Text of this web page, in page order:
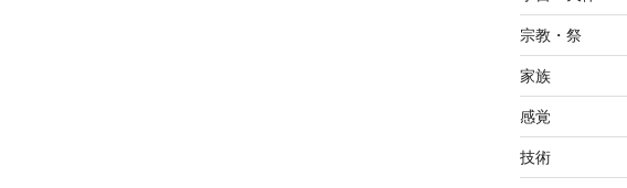
宗教・祭
家族
感覚
技術